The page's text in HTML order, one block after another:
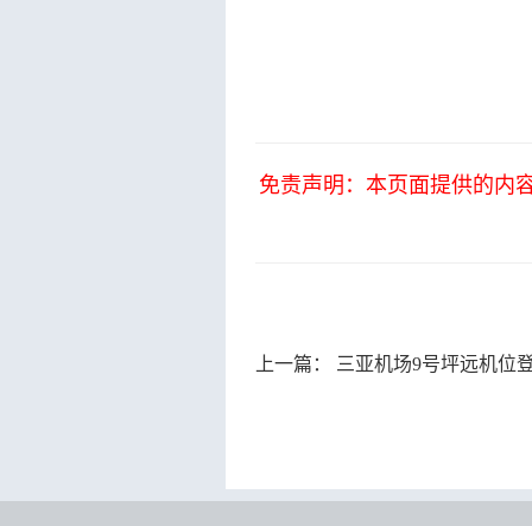
免责声明：本页面提供的内
上一篇： 三亚机场9号坪远机位登机